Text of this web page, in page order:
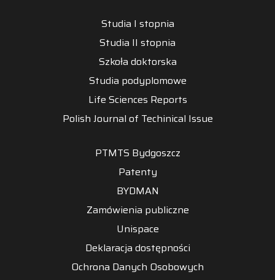
Studia I stopnia
Studia II stopnia
Szkoła doktorska
Studia podyplomowe
Life Sciences Reports
Polish Journal of Techinical Issue
PTMTS Bydgoszcz
Patenty
BYDMAN
Zamówienia publiczne
Unispace
Deklaracja dostępności
Ochrona Danych Osobowych